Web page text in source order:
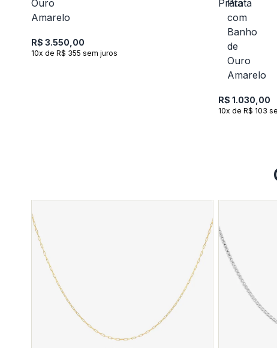
R$ 3.550,00
10x de R$ 355 sem juros
R$ 1.030,00
10x de R$ 103